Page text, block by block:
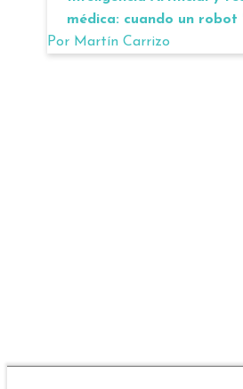
médica: cuando un robot
Por Martín Carrizo